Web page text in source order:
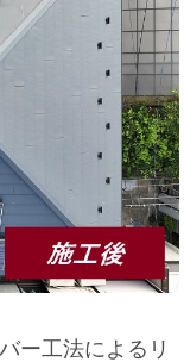
ー工法によるリ